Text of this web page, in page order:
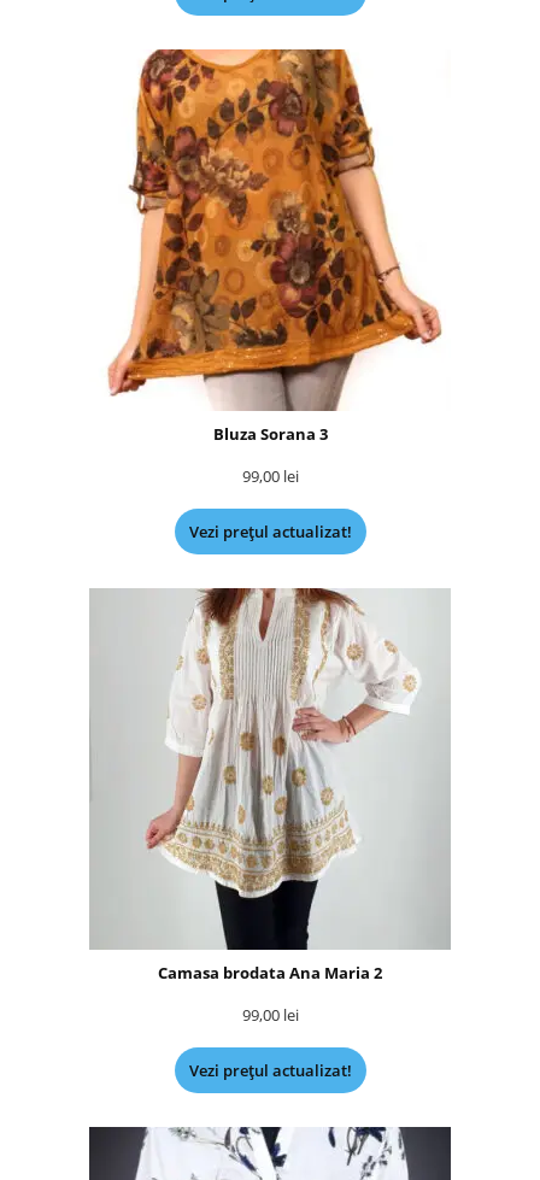
Bluza Sorana 3
99,00 lei
Vezi prețul actualizat!
Camasa brodata Ana Maria 2
99,00 lei
Vezi prețul actualizat!